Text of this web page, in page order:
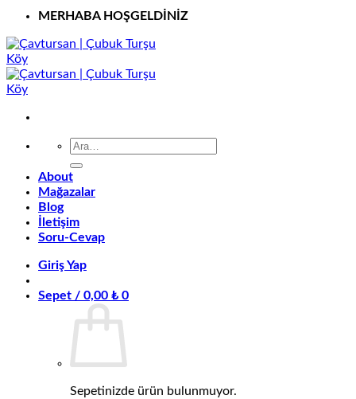
MERHABA HOŞGELDİNİZ
Ara:
About
Mağazalar
Blog
İletişim
Soru-Cevap
Giriş Yap
Sepet / 0,00 ₺ 0
Sepetinizde ürün bulunmuyor.